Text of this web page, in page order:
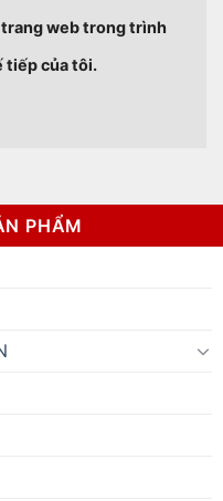
trang web trong trình
tiếp của tôi.
PHẨM